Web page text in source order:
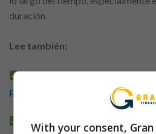
duración.
Lee también:
Principales cuidados antes
por internet
Guía completo para
With your consent, Gran